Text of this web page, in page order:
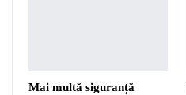
Mai multă siguranță